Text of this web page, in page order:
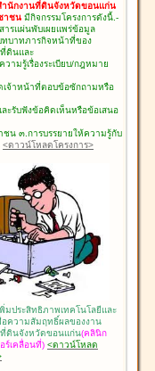
ำนักงานที่ดินจังหวัดขอนแก่น
าชน มีกิจกรรมโครงการดังนี้.-
ารแผ่นพับเผยแพร่ข้อมูล
ทบาทภารกิจหน้าที่ของ
ดินและ
ามรู้เรื่องระเบียบ/กฎหมาย
จ้าหน้าที่ตอบข้อซักถามหรือ
ะรับฟังข้อคิดเห็นหรือข้อเสนอ
ชน ๓.การบรรยายให้ความรู้กับ
<ดาวน์โหลดโครงการ>
พิ่มประสิทธิภาพเทคโนโลยีและ
อความสัมฤทธิ์ผลของงาน
ดินจังหวัดขอนแก่น(คลินิก
ร์เคลื่อนที่) <ดาวน์โหลด